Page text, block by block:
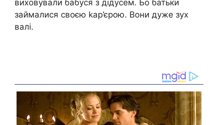
виховували бабуся з дідусем. Бо батьки
займалися своєю kар’єрою. Вони дуже зух
валі.